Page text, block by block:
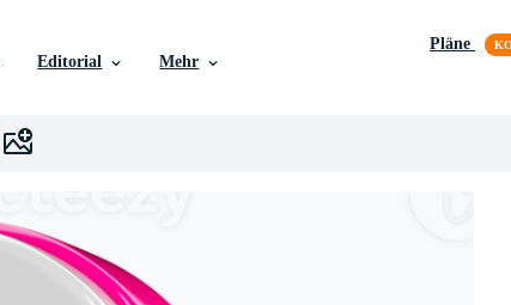
Editorial Mehr
Pläne